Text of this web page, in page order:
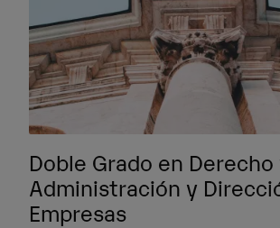
Doble Grado en Derecho
Administración y
Empresas